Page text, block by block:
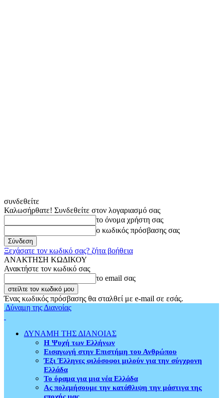
συνδεθείτε
Καλωσήρθατε! Συνδεθείτε στον λογαριασμό σας
το όνομα χρήστη σας
ο κωδικός πρόσβασης σας
Ξεχάσατε τον κωδικό σας? ζήτα βοήθεια
ΑΝΑΚΤΗΣΗ ΚΩΔΙΚΟΥ
Ανακτήστε τον κωδικό σας
το email σας
Ένας κωδικός πρόσβασης θα σταλθεί με e-mail σε εσάς.
Δύναμη της Διανοίας
ΔΥΝΑΜΗ ΤΗΣ ΔΙΑΝΟΙΑΣ
Η Ψυχή των Ελλήνων
Εισαγωγή στην Επιστήμη του Ανθρώπου
Έξι Έλληνες φιλόσοφοι μιλούν για την σύγχρονη
Ελλάδα
Το όραμα για μια νέα Ελλάδα
Ας πολεμήσουμε την κατάθλιψη την μάστιγα της